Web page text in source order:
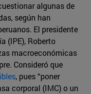
algunas de
según han
El presidente
(IPE), Roberto
macroeconómicas
Consideró que
, pues “poner
corporal (IMC) o un